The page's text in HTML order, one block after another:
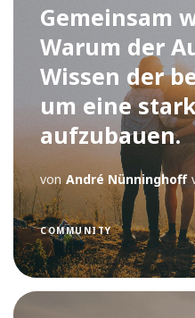
Gemeinsam
Warum der
Wissen der
um eine
aufzubauen.
von André Nünninghoff
COMMUNITY